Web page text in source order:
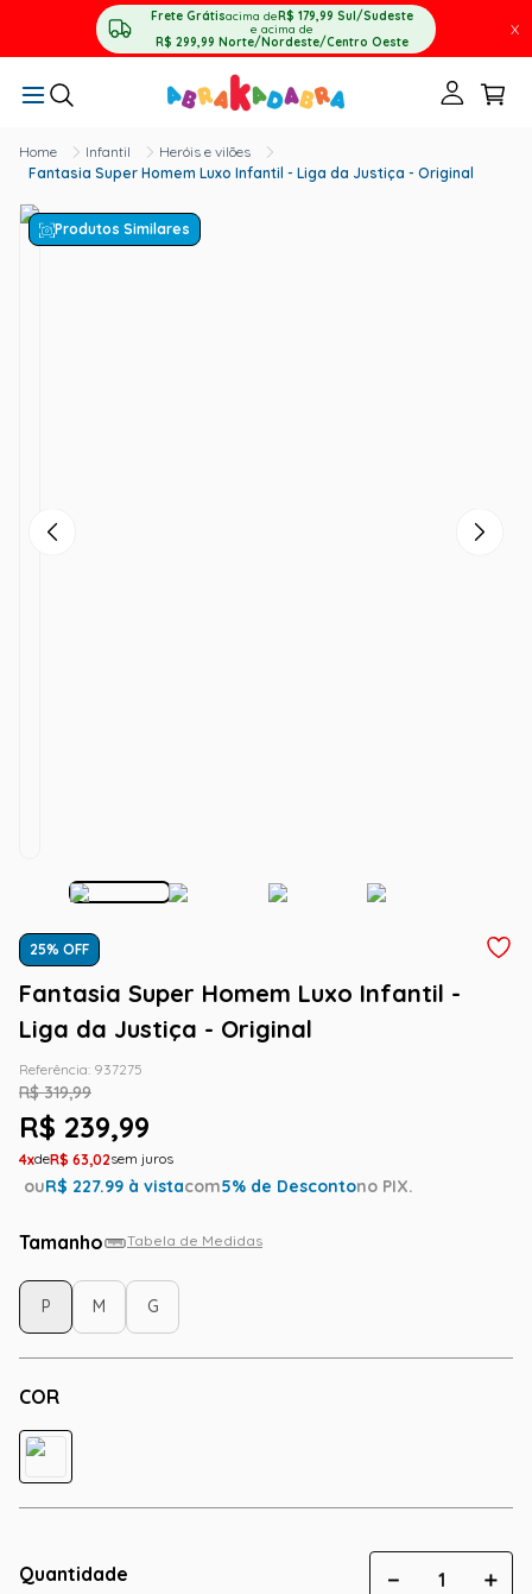
Frete Grátisacima deR$ 179,99 Sul/Sudeste
e acima de
R$ 299,99 Norte/Nordeste/Centro Oeste
X
Infantil
Heróis e vilões
Fantasia Super Homem Luxo Infantil - Liga da Justiça - Original
Produtos Similares
25% OFF
Fantasia Super Homem Luxo Infantil -
Liga da Justiça - Original
Referência: 937275
R$ 319,99
R$ 239,99
4 R$ 63,02
ouR$ 227.99 à vistacom5% de Descontono PIX.
Tamanho Tabela de Medidas
COR
P M G
Quantidade ＋
－